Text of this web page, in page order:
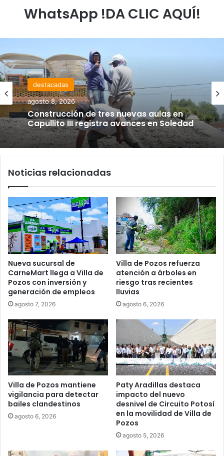
WhatsApp !DA CLIC AQUÍ!
destacadas
agosto 8, 2026
Construcción de tres nuevas aulas en
Capullito III registra avances en Soledad
Noticias relacionadas
Nueva sucursal de
CarneMart llega a Villa de
Pozos con inversión y
generación de empleos
agosto 7, 2026
Villa de Pozos refuerza
atención a árboles en
riesgo tras recientes
lluvias
agosto 6, 2026
Villa de Pozos mantiene
vigilancia para detectar
bailes clandestinos
agosto 6, 2026
Paty Aradillas destaca
impacto del nuevo
desnivel de Circuito Potosí
en la movilidad de Villa de
Pozos
agosto 5, 2026